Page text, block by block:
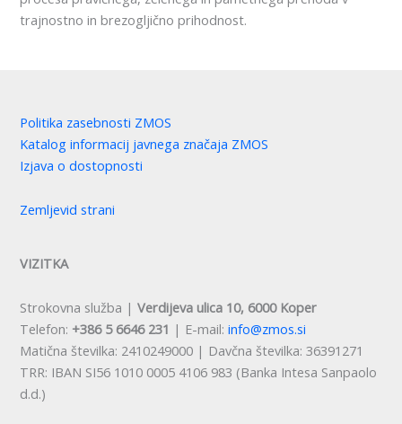
trajnostno in brezogljično prihodnost.
Politika zasebnosti ZMOS
Katalog informacij javnega značaja ZMOS
Izjava o dostopnosti
Zemljevid strani
VIZITKA
Strokovna služba |Verdijeva ulica 10, 6000 Koper
Telefon: +386 5 6646 231 | E-mail:info@zmos.si
Matična številka: 2410249000 | Davčna številka: 36391271
TRR: IBAN SI56 1010 0005 4106 983 (Banka Intesa Sanpaolo
d.d.)